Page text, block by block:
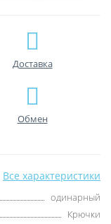
Доставка
Обмен
Все характеристики
одинарный
Крючки